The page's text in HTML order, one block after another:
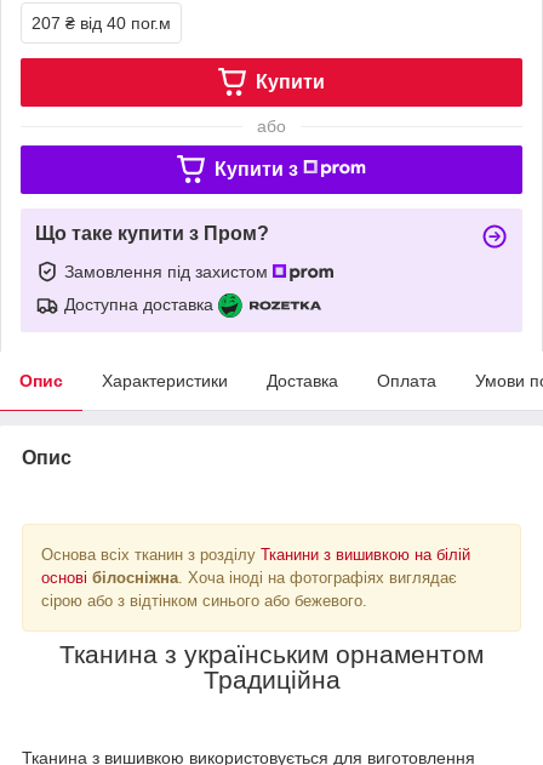
207 ₴ від 40 пог.м
Купити
або
Купити з
Що таке купити з Пром?
Замовлення під захистом
Доступна доставка
Опис Характеристики Доставка Оплата Умови
Опис
Основа всіх тканин з розділу Тканини з вишивкою на білій
основі білосніжна . Хоча іноді на фотографіях виглядає
сірою або з відтінком синього або бежевого.
Тканина з українським орнаментом
Традиційна
Тканина з вишивкою використовується для виготовлення